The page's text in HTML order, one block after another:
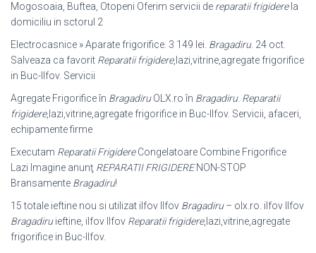
Mogosoaia, Buftea, Otopeni Oferim servicii de reparatii frigiderela
domiciliu in sctorul 2
Electrocasnice » Aparate frigorifice. 3 149 lei. Bragadiru. 24 oct.
Salveaza ca favorit Reparatii frigidere,lazi,vitrine,agregate frigorifice
in Buc-Ilfov. Servicii
Agregate Frigorifice în BragadiruOLX.ro în Bragadiru. Reparatii
frigidere,lazi, vitrine,agregate frigorifice in Buc-Ilfov. Servicii, afaceri,
echipamente firme
Executam Reparatii FrigidereCongelatoare Combine Frigorifice
Lazi Imagine anunţ REPARATII FRIGIDERENON-STOP
Bransamente Bragadiru!
15 totale ieftine nou si utilizat ilfov Ilfov Bragadiru– olx.ro. ilfov Ilfov
Bragadiruieftine, ilfov Ilfov Reparatii frigidere,lazi,vitrine,agregate
frigorifice in Buc-Ilfov.